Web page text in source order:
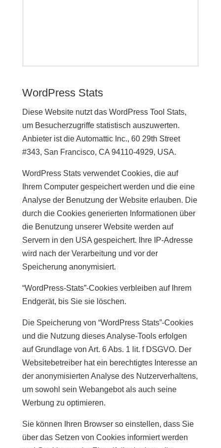
WordPress Stats
Diese Website nutzt das WordPress Tool Stats,
um Besucherzugriffe statistisch auszuwerten.
Anbieter ist die Automattic Inc., 60 29th Street
#343, San Francisco, CA 94110-4929, USA.
WordPress Stats verwendet Cookies, die auf
Ihrem Computer gespeichert werden und die eine
Analyse der Benutzung der Website erlauben. Die
durch die Cookies generierten Informationen über
die Benutzung unserer Website werden auf
Servern in den USA gespeichert. Ihre IP-Adresse
wird nach der Verarbeitung und vor der
Speicherung anonymisiert.
“WordPress-Stats”-Cookies verbleiben auf Ihrem
Endgerät, bis Sie sie löschen.
Die Speicherung von “WordPress Stats”-Cookies
und die Nutzung dieses Analyse-Tools erfolgen
auf Grundlage von Art. 6 Abs. 1 lit. f DSGVO. Der
Websitebetreiber hat ein berechtigtes Interesse an
der anonymisierten Analyse des Nutzerverhaltens,
um sowohl sein Webangebot als auch seine
Werbung zu optimieren.
Sie können Ihren Browser so einstellen, dass Sie
über das Setzen von Cookies informiert werden